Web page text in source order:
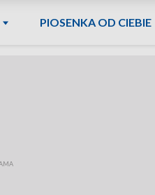
PIOSENKA OD CIEBIE